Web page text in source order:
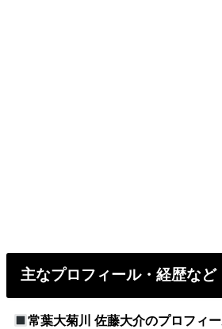
主なプロフィール・経歴など
常葉大菊川 佐藤大介のプロフィ